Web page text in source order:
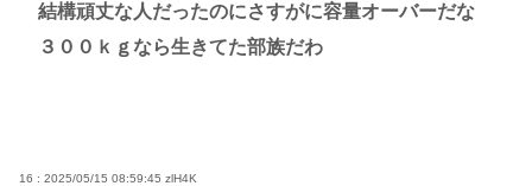
結構頑丈な人だったのにさすがに容量オーバーだな
３００ｋｇなら生きてた部族だわ
16 : 2025/05/15 08:59:45 zlH4K